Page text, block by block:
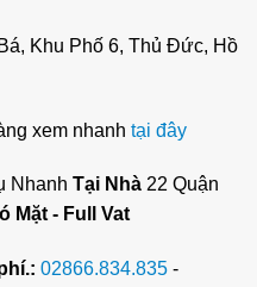
Khu Phố 6, Thủ Đức, Hồ
xem nhanh tại đây
Nhanh Tại Nhà22 Quận
Mặt - Full Vat
02866.834.835 -